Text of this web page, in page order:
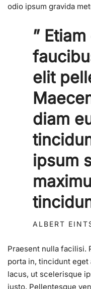
odio ipsum gravida
”
elit
diam
ipsum
ALBERT
Praesent nulla facilisi.
porta in, tincidunt eget
lacus, ut scelerisque
justo. Pellentesque